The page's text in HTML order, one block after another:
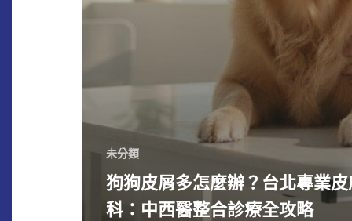
未分類
狗狗皮屑多怎麼辦？台北專業
科：中西醫整合診療全攻略